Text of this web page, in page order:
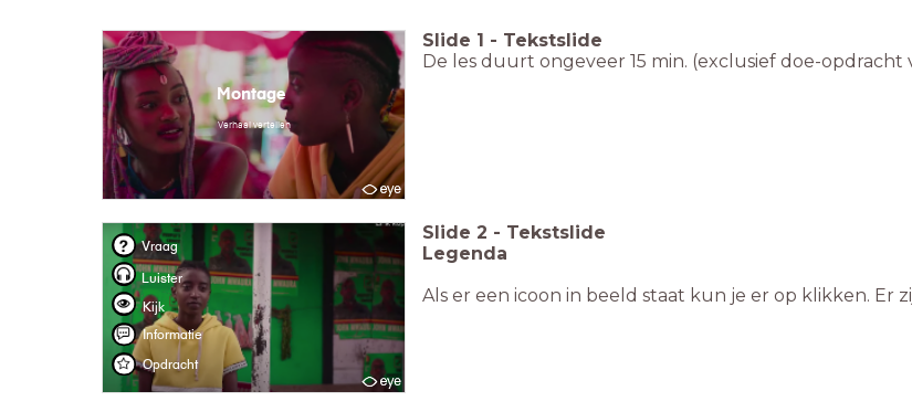
Verhaal vertellen
Montage
Slide 1 - Tekstslide
De les duurt ongeveer 15 min. (exclusief doe-opdracht
Vraag
Luister
Kijk
Informatie
Opdracht
Slide 2 - Tekstslide
Legenda
Als er een icoon in beeld staat kun je er op klikken. Er